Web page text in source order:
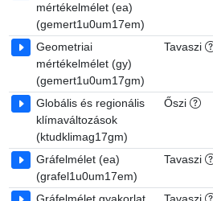
mértékelmélet (ea)
(gemert1u0um17em)
Geometriai
mértékelmélet (gy)
(gemert1u0um17gm)
Tavaszi
Globális és regionális
klímaváltozások
(ktudklimag17gm)
Őszi
Gráfelmélet (ea)
(grafel1u0um17em)
Tavaszi